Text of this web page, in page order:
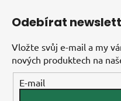
Odebírat
Vložte svůj e-mail a my
nových produktech na
E-mail